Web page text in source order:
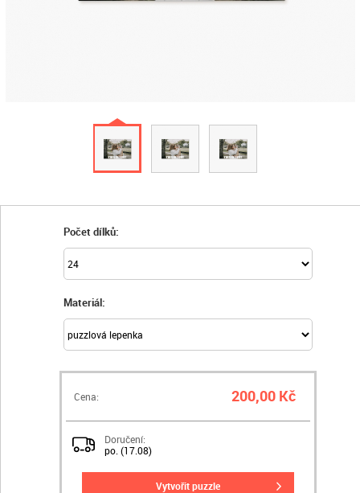
Počet dílků:
Materiál:
Cena: 200,00 Kč
Doručení:
po. (17.08)
vytvořit puzzle